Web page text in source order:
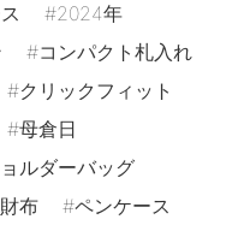
2024年
コンパクト札入れ
クリックフィット
母倉日
ルダーバッグ
布
ペンケース